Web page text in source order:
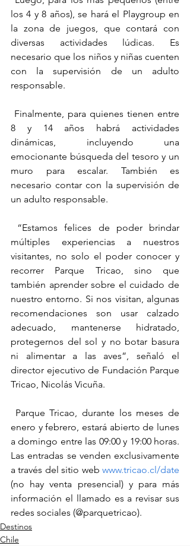
los 4 y 8 años), se hará el Playgroup en
la zona de juegos, que contará con
diversas actividades lúdicas. Es
necesario que los niños y niñas cuenten
con la supervisión de un adulto
responsable.
​ Finalmente, para quienes tienen entre
8 y 14 años habrá actividades
dinámicas, incluyendo una
emocionante búsqueda del tesoro y un
muro para escalar. También es
necesario contar con la supervisión de
un adulto responsable.
​ “Estamos felices de poder brindar
múltiples experiencias a nuestros
visitantes, no solo el poder conocer y
recorrer Parque Tricao, sino que
también aprender sobre el cuidado de
nuestro entorno. Si nos visitan, algunas
recomendaciones son usar calzado
adecuado, mantenerse hidratado,
protegernos del sol y no botar basura
ni alimentar a las aves”, señaló el
director ejecutivo de Fundación Parque
Tricao, Nicolás Vicuña.
​ Parque Tricao, durante los meses de
enero y febrero, estará abierto de lunes
a domingo entre las 09:00 y 19:00 horas.
Las entradas se venden exclusivamente
a través del sitio web www.tricao.cl/date
(no hay venta presencial) y para más
información el llamado es a revisar sus
redes sociales (@parquetricao).
Destinos
Chile